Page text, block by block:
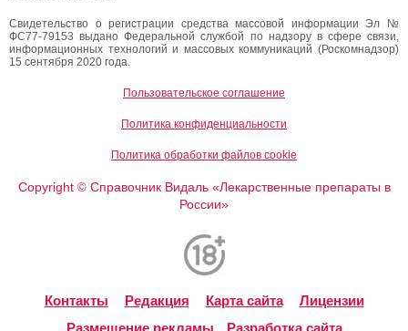
Свидетельство о регистрации средства массовой информации Эл №
ФС77-79153 выдано Федеральной службой по надзору в сфере связи,
информационных технологий и массовых коммуникаций (Роскомнадзор)
15 сентября 2020 года.
Пользовательское соглашение
Политика конфиденциальности
Политика обработки файлов cookie
Copyright ©Справочник Видаль «Лекарственные препараты в
России»
Контакты Редакция Карта сайта
Лицензии
Размещение рекламы
Разработка сайта